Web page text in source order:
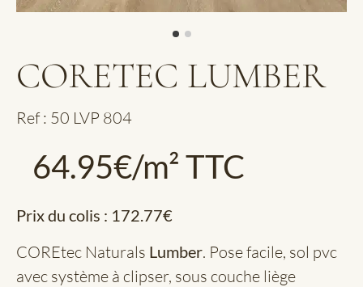
CORETEC LUMBER
Ref : 50 LVP 804
64.95€/m² TTC
Prix du colis : 172.77€
COREtec Naturals Lumber. Pose facile, sol pvc
avec système à clipser, sous couche liège